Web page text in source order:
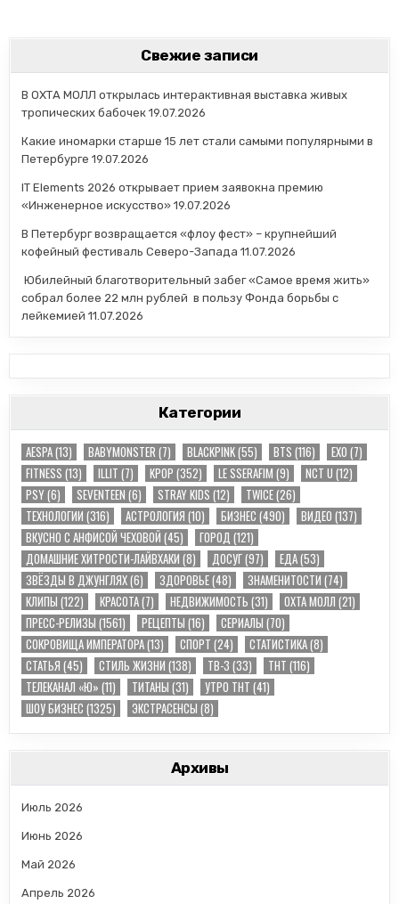
Свежие записи
В ОХТА МОЛЛ открылась интерактивная выставка живых
тропических бабочек 19.07.2026
Какие иномарки старше 15 лет стали самыми популярными в
Петербурге 19.07.2026
IT Elements 2026 открывает прием заявокна премию
«Инженерное искусство» 19.07.2026
В Петербург возвращается «флоу фест» – крупнейший
кофейный фестиваль Северо-Запада 11.07.2026
Юбилейный благотворительный забег «Самое время жить»
собрал более 22 млн рублей в пользу Фонда борьбы с
лейкемией 11.07.2026
Категории
AESPA(13) BABYMONSTER (7) BLACKPINK(55) BTS (116) EXO (7)
FITNESS (13) ILLIT (7) KPOP (352) LE SSERAFIM (9) NCT U (12)
PSY(6) SEVENTEEN (6) STRAY KIDS (12) TWICE(26)
TЕХНОЛОГИИ (316) АСТРОЛОГИЯ (10) БИЗНЕС (490) ВИДЕО (137)
ВКУСНО С АНФИСОЙ ЧЕХОВОЙ (45) ГОРОД (121)
ДОМАШНИЕ ХИТРОСТИ-ЛАЙВХАКИ (8) ДОСУГ(97) ЕДА(53)
ЗВЁЗДЫ В ДЖУНГЛЯХ(6) ЗДОРОВЬЕ(48) ЗНАМЕНИТОСТИ (74)
КЛИПЫ (122) КРАСОТА(7) НЕДВИЖИМОСТЬ (31) ОХТА МОЛЛ (21)
ПРЕСС-РЕЛИЗЫ (1561) РЕЦЕПТЫ (16) СЕРИАЛЫ (70)
СОКРОВИЩА ИМПЕРАТОРА(13) СПОРТ (24) СТАТИСТИКА(8)
СТАТЬЯ (45) СТИЛЬ ЖИЗНИ (138) ТВ-3 (33) ТНТ (116)
ТЕЛЕКАНАЛ «Ю» (11) ТИТАНЫ (31) УТРО ТНТ (41)
ШОУ БИЗНЕС (1325) ЭКСТРАСЕНСЫ (8)
Архивы
Июль 2026
Июнь 2026
Май 2026
Апрель 2026